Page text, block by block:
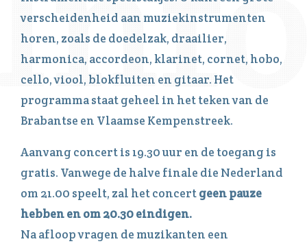
verscheidenheid aan muziekinstrumenten
horen, zoals de doedelzak, draailier,
harmonica, accordeon, klarinet, cornet, hobo,
cello, viool, blokfluiten en gitaar. Het
programma staat geheel in het teken van de
Brabantse en Vlaamse Kempenstreek.
Aanvang concert is 19.30 uur en de toegang is
gratis. Vanwege de halve finale die Nederland
om 21.00 speelt, zal het concertgeen pauze
hebben en om 20.30 eindigen.
Na afloop vragen de muzikanten een